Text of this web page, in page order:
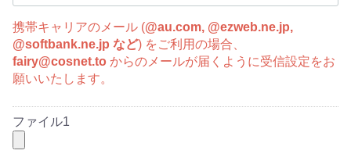
携帯キャリアのメール (@au.com, @ezweb.ne.jp,
@softbank.ne.jp など) をご利用の場合、
fairy@cosnet.to からのメールが届くように受信設定をお
願いいたします。
ファイル1